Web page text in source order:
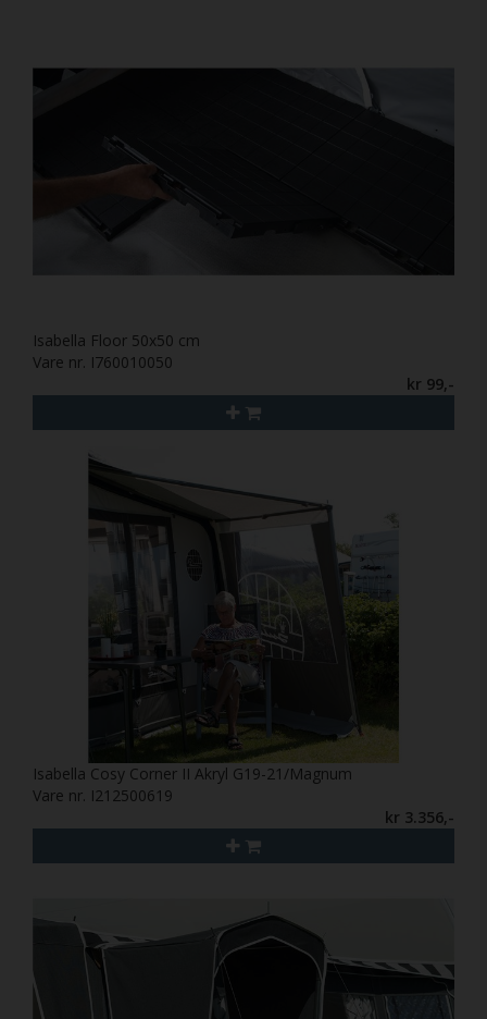
Isabella Floor 50x50 cm
Vare nr. I760010050
kr 99,-
Isabella Cosy Corner II Akryl G19-21/Magnum
Vare nr. I212500619
kr 3.356,-